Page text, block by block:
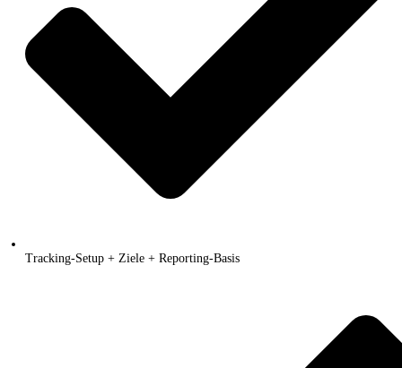
Tracking-Setup + Ziele + Reporting-Basis